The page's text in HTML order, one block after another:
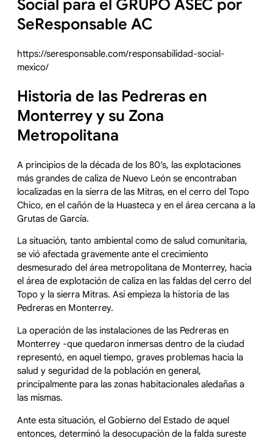
Social para el GRUPO ASEC por
SeResponsable AC
https://seresponsable.com/responsabilidad-social-
mexico/
Historia de las Pedreras en
Monterrey y su Zona
Metropolitana
A principios de la década de los 80’s, las explotaciones
más grandes de caliza de Nuevo León se encontraban
localizadas en la sierra de las Mitras, en el cerro del Topo
Chico, en el cañón de la Huasteca y en el área cercana a la
Grutas de García.
La situación, tanto ambiental como de salud comunitaria,
se vió afectada gravemente ante el crecimiento
desmesurado del área metropolitana de Monterrey, hacia
el área de explotación de caliza en las faldas del cerro del
Topo y la sierra Mitras. Así empieza la historia de las
Pedreras en Monterrey.
La operación de las instalaciones de las Pedreras en
Monterrey -que quedaron inmersas dentro de la ciudad
representó, en aquel tiempo, graves problemas hacia la
salud y seguridad de la población en general,
principalmente para las zonas habitacionales aledañas a
las mismas.
Ante esta situación, el Gobierno del Estado de aquel
entonces, determinó la desocupación de la falda sureste